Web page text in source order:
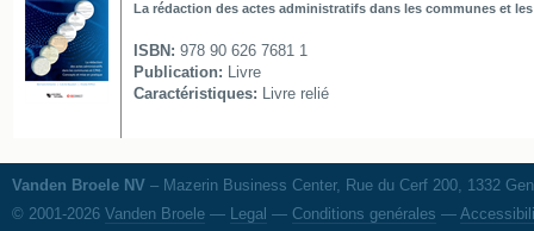
La rédaction des actes administratifs dans les communes et les
ISBN: 978 90 626 7681 1
Publication: Livre
Caractéristiques: Livre relié
Vanden Broele NV – Mazerin Business Center, Rue du Cerf 200, 1332
© 2001-2026 Vanden Broele — Legal — Conditions genérales —